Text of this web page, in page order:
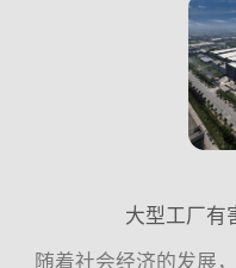
各项工作的持续健
大型工厂有
随着社会经济的发展